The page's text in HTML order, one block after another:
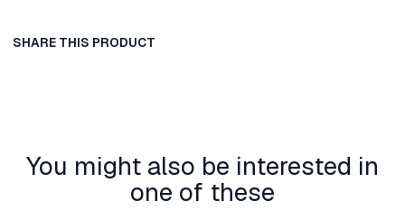
SHARE THIS PRODUCT
You might also be interested in
one of these